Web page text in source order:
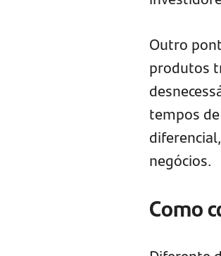
Outro
produtos
tempos
negócios.
Como